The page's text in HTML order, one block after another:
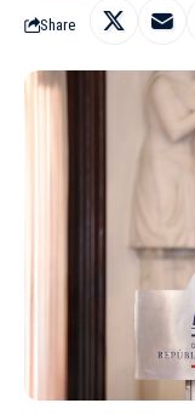
Share